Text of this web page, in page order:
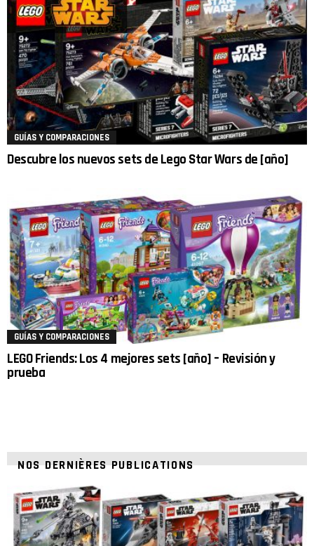
GUÍAS Y COMPARACIONES
Descubre los nuevos sets de Lego Star Wars de [año]
GUÍAS Y COMPARACIONES
LEGO Friends: Los 4 mejores sets [año] – Revisión y
prueba
NOS DERNIÈRES PUBLICATIONS